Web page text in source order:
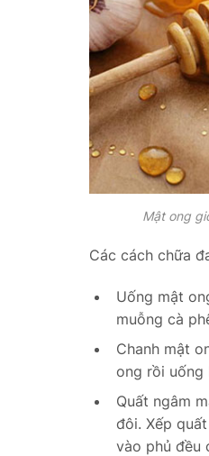
Mật ong
Các cách chữa
Uống mật
muỗng cà
Chanh mật
ong rồi uống
Quất ngâm
đôi. Xếp
vào phủ đều